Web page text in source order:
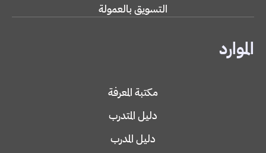
التسويق بالعمولة
الموارد
مكتبة المعرفة
دليل المتدرب
دليل المدرب